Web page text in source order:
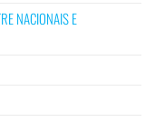
NACIONAIS E